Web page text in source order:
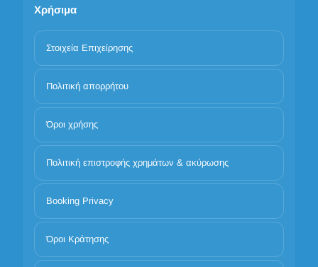
Χρήσιμα
Στοιχεία Επιχείρησης
Πολιτική απορρήτου
Όροι χρήσης
Πολιτική επιστροφής χρημάτων & ακύρωσης
Booking Privacy
Όροι Κράτησης